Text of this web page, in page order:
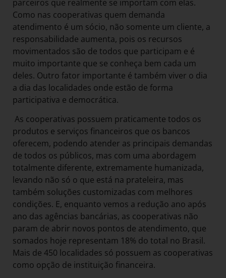
parceiros que realmente se importam com elas.
Como nas cooperativas quem demanda
atendimento é um sócio, não somente um cliente, a
responsabilidade aumenta, pois os recursos
movimentados são de todos que participam e é
muito importante que se conheça bem cada um
deles. Outro fator importante é também viver o dia
a dia das localidades onde estão de forma
participativa e democrática.
As cooperativas possuem praticamente todos os
produtos e serviços financeiros que os bancos
oferecem, podendo atender as principais demandas
de todos os públicos, mas com uma abordagem
totalmente diferente, extremamente humanizada,
levando não só o que está na prateleira, mas
também soluções customizadas com melhores
condições. E, enquanto vemos a redução ano após
ano das agências bancárias, as cooperativas não
param de abrir novos pontos de atendimento, que
somados hoje representam 18% do total no Brasil.
Mais de 450 localidades só possuem as cooperativas
como opção de instituição financeira.